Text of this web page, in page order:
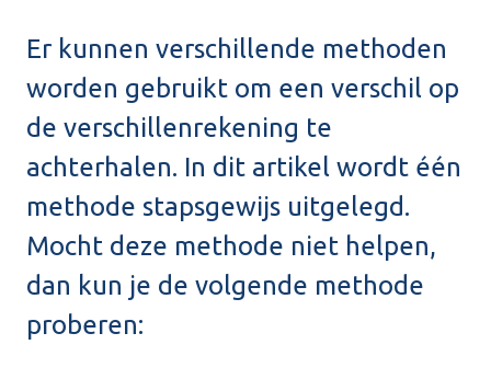
Er kunnen verschillende methoden
worden gebruikt om een verschil op
de verschillenrekening te
achterhalen. In dit artikel wordt één
methode stapsgewijs uitgelegd.
Mocht deze methode niet helpen,
dan kun je de volgende methode
proberen: